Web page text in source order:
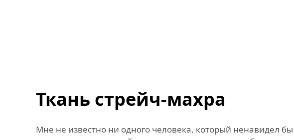
Ткань стрейч-махра
Мне не известно ни одного человека, который ненавидел